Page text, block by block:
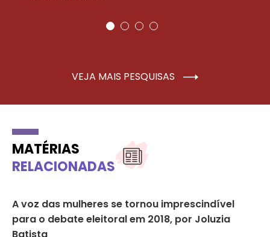
VEJA MAIS PESQUISAS
MATÉRIAS
RELACIONADAS
A voz das mulheres se tornou imprescindível
para o debate eleitoral em 2018, por Joluzia